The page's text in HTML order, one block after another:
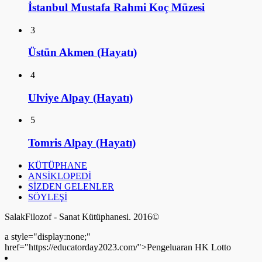
İstanbul Mustafa Rahmi Koç Müzesi
3
Üstün Akmen (Hayatı)
4
Ulviye Alpay (Hayatı)
5
Tomris Alpay (Hayatı)
KÜTÜPHANE
ANSİKLOPEDİ
SİZDEN GELENLER
SÖYLEŞİ
SalakFilozof - Sanat Kütüphanesi. 2016©
a style="display:none;"
href="https://educatorday2023.com/">Pengeluaran HK Lotto